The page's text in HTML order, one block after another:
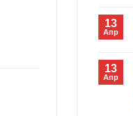
13
Апр
13
Апр